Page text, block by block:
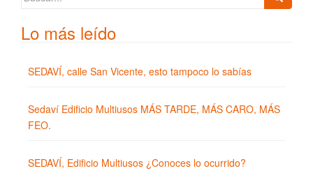
Lo más leído
SEDAVÍ, calle San Vicente, esto tampoco lo sabías
Sedaví Edificio Multiusos MÁS TARDE, MÁS CARO, MÁS
FEO.
SEDAVÍ, Edificio Multiusos ¿Conoces lo ocurrido?